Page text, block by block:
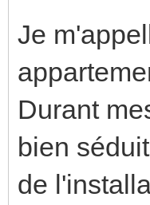
Je
Durant
bien
de